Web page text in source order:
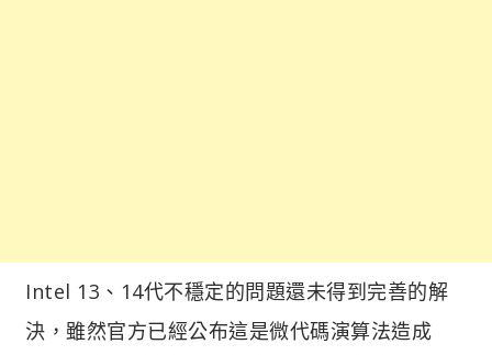
Intel 13、14代不穩定的問題還未得到完善的解
決，雖然官方已經公布這是微代碼演算法造成